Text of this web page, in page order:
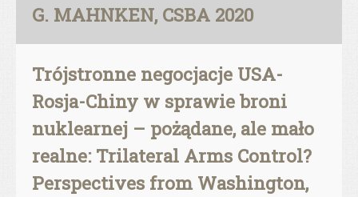
G. MAHNKEN, CSBA 2020
Trójstronne negocjacje USA-
Rosja-Chiny w sprawie broni
nuklearnej – pożądane, ale mało
realne: Trilateral Arms Control?
Perspectives from Washington,